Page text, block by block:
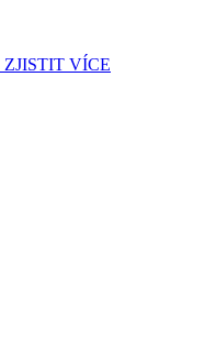
ZJISTIT VÍCE